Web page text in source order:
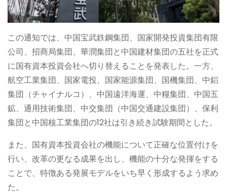
この通知では、中国宝武鉄鋼集団、国家開発投資集団有限
公司、招商局集団、華潤集団と中国建材集団の五社を正式
に国有資本投資会社へ切り替えることを発表した。一方、
航空工業集団、国家電投、国家能源集団、国機集団、中鋁
集団（チャイナルコ）、中国遠洋海運、中糧集団、中国五
鉱、通用技術集団、中交集団（中国交通建設集団）、保利
集団と中国核工業集団の12社は引き続き試験期間とした。
また、国有資本投資会社の機能について正確な位置付けを
行い、改革の更なる成果を出し、機能の十分な発揮をする
ことで、特徴ある発展モデルをいち早く形成するよう求め
た。